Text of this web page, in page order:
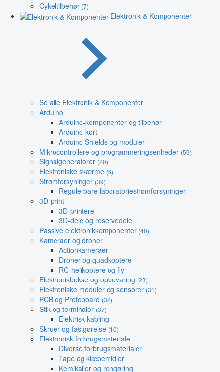
Cykeltilbehør (7)
Elektronik & Komponenter
Se alle Elektronik & Komponenter
Arduino
Arduino-komponenter og tilbehør
Arduino-kort
Arduino Shields og moduler
Mikrocontrollere og programmeringsenheder (59)
Signalgeneratorer (20)
Elektroniske skærme (6)
Strømforsyninger (39)
Regulerbare laboratoriestrømforsyninger
3D-print
3D-printere
3D-dele og reservedele
Passive elektronikkomponenter (40)
Kameraer og droner
Actionkameraer
Droner og quadkoptere
RC-helikoptere og fly
Elektronikbokse og opbevaring (23)
Elektroniske moduler og sensorer (31)
PCB og Protoboard (32)
Stik og terminaler (37)
Elektrisk kabling
Skruer og fastgørelse (10)
Elektronisk forbrugsmateriale
Diverse forbrugsmaterialer
Tape og klæbemidler
Kemikalier og rengøring